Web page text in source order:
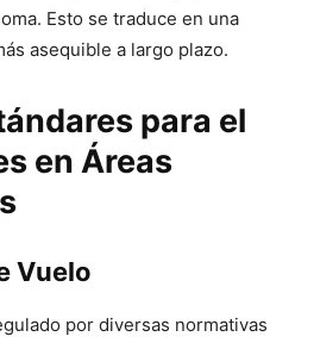
Esto se traduce en una
asequible a largo plazo.
para el
en Áreas
Vuelo
por diversas normativas